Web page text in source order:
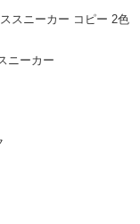
スニーカー コピー 2色
ニーカー